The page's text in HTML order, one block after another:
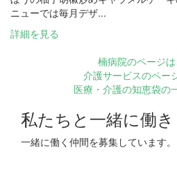
ニューでは毎月デザ...
詳細を見る
楠病院のページ
介護サービスのペー
医療・介護の知恵袋の
私たちと一緒に働
一緒に働く仲間を募集しています。